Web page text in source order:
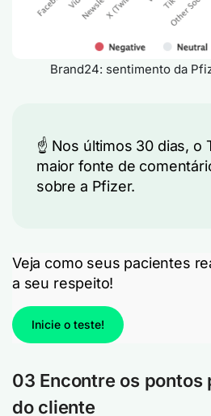
Brand24: sentimento da
☝️ Nos últimos 30 dias, o
maior fonte de
sobre a Pfizer.
Veja como seus pacientes
a seu respeito!
Inicie o teste!
03 Encontre os
do cliente